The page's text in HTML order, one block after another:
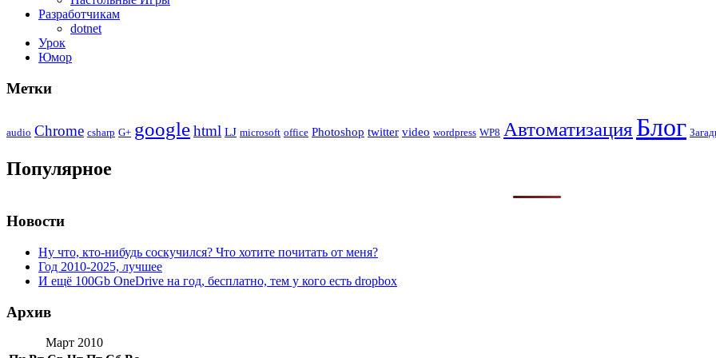
Разработчикам
dotnet
Урок
Юмор
Метки
audio Chrome csharp G+ googlehtml LJ microsoft office Photoshop twitter video wordpress WP8 Автоматизация Блог
Популярное
Новости
Ну что, кто-нибудь соскучился? Что хотите почитать от меня?
Год 2010-2025, лучшее
И ещё 100Gb OneDrive на год, бесплатно, тем у кого есть dropbox
Архив
Март 2010